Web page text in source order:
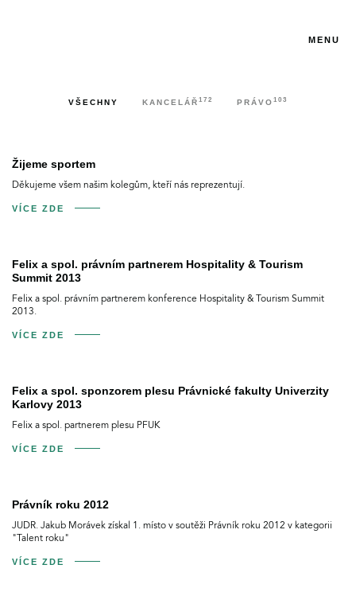
MENU
VŠECHNY KANCELÁŘ 172 PRÁVO 103
Žijeme sportem
Děkujeme všem našim kolegům, kteří nás reprezentují.
VÍCE ZDE
Felix a spol. právním partnerem Hospitality & Tourism
Summit 2013
Felix a spol. právním partnerem konference Hospitality & Tourism Summit
2013.
VÍCE ZDE
Felix a spol. sponzorem plesu Právnické fakulty Univerzity
Karlovy 2013
Felix a spol. partnerem plesu PFUK
VÍCE ZDE
Právník roku 2012
JUDR. Jakub Morávek získal 1. místo v soutěži Právník roku 2012 v kategorii
"Talent roku"
VÍCE ZDE